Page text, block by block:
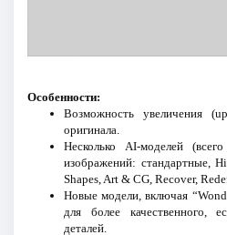
Особенности:
Возможность увеличения
оригинала.
Несколько AI-моделей
изображений: стандартные,
Shapes, Art & CG, Recover,
Новые модели, включая
для более качественного,
деталей.